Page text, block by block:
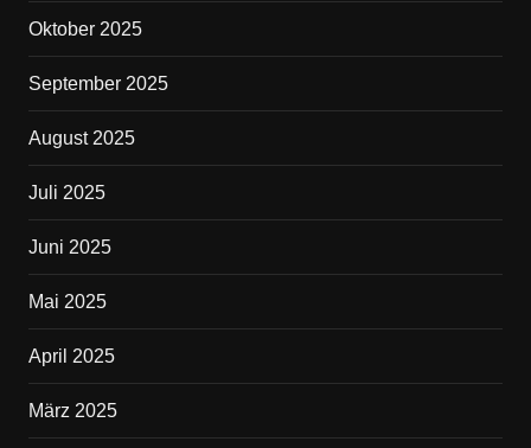
Oktober 2025
September 2025
August 2025
Juli 2025
Juni 2025
Mai 2025
April 2025
März 2025